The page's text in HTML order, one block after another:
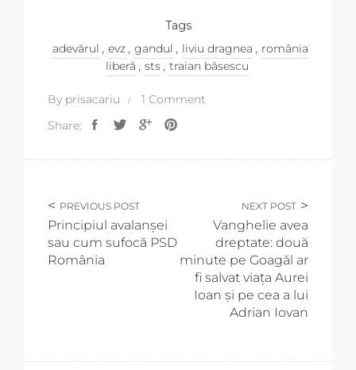
Tags
adevărul , evz , gandul , liviu dragnea , românia
liberă , sts , traian băsescu
By prisacariu
1 Comment
Share:
PREVIOUS POST
Principiul avalanșei
sau cum sufocă PSD
România
NEXT POST
Vanghelie avea
dreptate: două
minute pe Goagăl ar
fi salvat viața Aurei
Ioan și pe cea a lui
Adrian Iovan